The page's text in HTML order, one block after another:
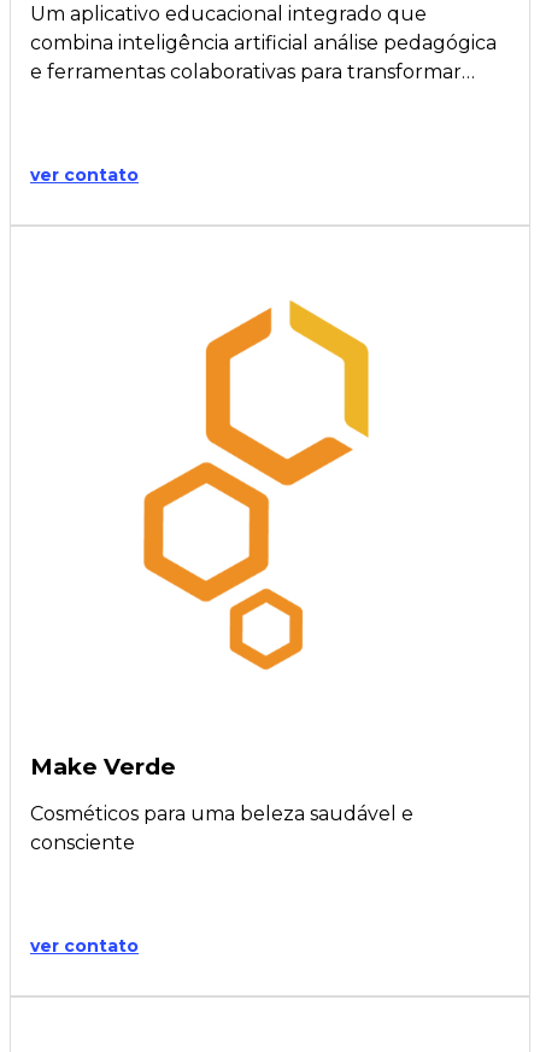
Um aplicativo educacional integrado que
combina inteligência artificial análise pedagógica
e ferramentas colaborativas para transformar…
ver contato
Make Verde
Cosméticos para uma beleza saudável e
consciente
ver contato